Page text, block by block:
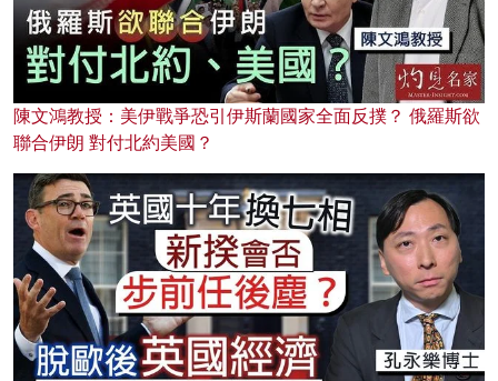
陳文鴻教授：美伊戰爭恐引伊斯蘭國家全面反撲？ 俄羅斯欲
聯合伊朗 對付北約美國？